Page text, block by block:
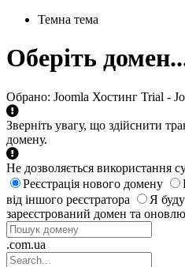
Темна тема
Оберіть
Обрано: Joomla Хостинг Trial -
Зверніть увагу, що здійснити
домену.
Не дозволяється використання
Реєстрація нового домену
від іншого реєстратора
Я
зареєстрований домен та
.com.ua